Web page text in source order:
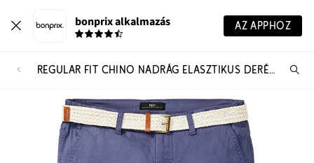
bonprix alkalmazás AZ APPHOZ
REGULAR FIT CHINO NADRÁG ELASZTIKUS DERÉKPÁNTTAL ÉS ÖVVEL, STRAIGHT